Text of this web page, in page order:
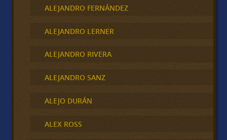
ALEJANDRO FERNÁNDEZ
ALEJANDRO LERNER
ALEJANDRO RIVERA
ALEJANDRO SANZ
ALEJO DURÁN
ALEX ROSS